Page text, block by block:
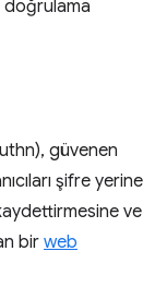
doğrulama
güvenen
şifre yerine
ve
bir web